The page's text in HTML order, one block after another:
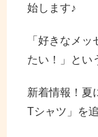
始します♪
「好きなメ
たい！」とい
新着情報！夏
Tシャツ」を